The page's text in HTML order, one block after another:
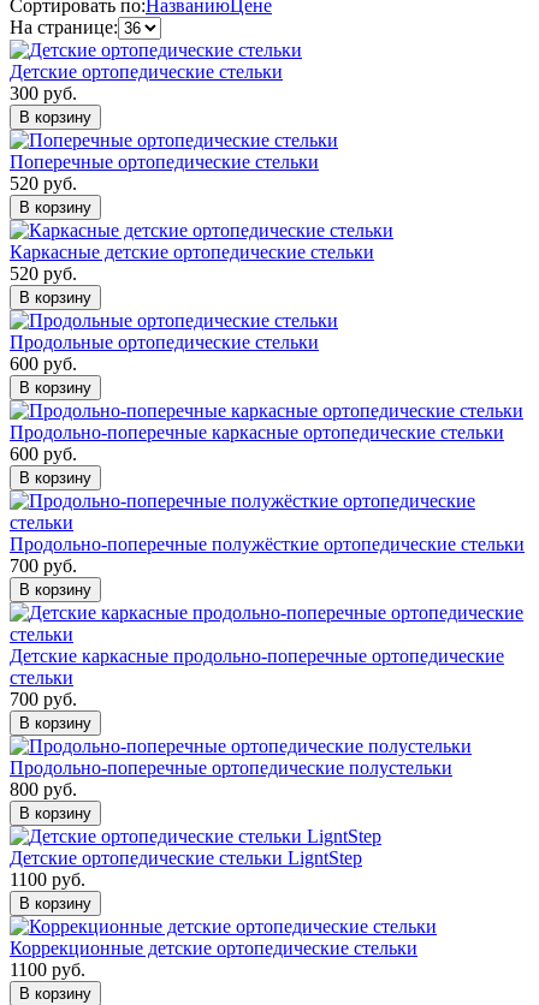
Сортировать по: Названию Цене
На странице:
Детские ортопедические стельки
300 руб.
В корзину
Поперечные ортопедические стельки
520 руб.
В корзину
Каркасные детские ортопедические стельки
520 руб.
В корзину
Продольные ортопедические стельки
600 руб.
В корзину
Продольно-поперечные каркасные ортопедические стельки
600 руб.
В корзину
Продольно-поперечные полужёсткие ортопедические стельки
700 руб.
В корзину
Детские каркасные продольно-поперечные ортопедические
стельки
700 руб.
В корзину
Продольно-поперечные ортопедические полустельки
800 руб.
В корзину
Детские ортопедические стельки LigntStep
1100 руб.
В корзину
Коррекционные детские ортопедические стельки
1100 руб.
В корзину